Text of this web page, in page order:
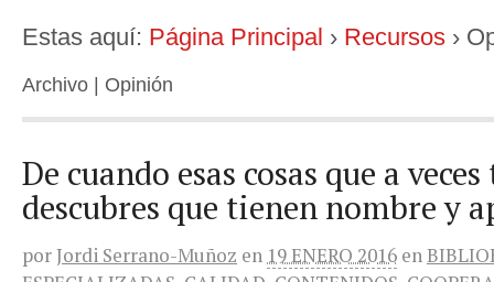
Estas aquí: Página Principal › Recursos ›
Archivo | Opinión
De cuando esas cosas que a
descubres que tienen nombre y
porJordi Serrano-Muñoz en 19 ENERO 2016 en